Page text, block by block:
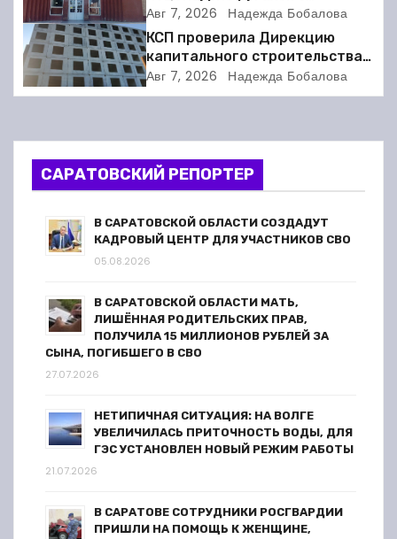
и
я
п
о
соседкой и получил двое суток
ареста
Авг 7, 2026 Надежда Бобалова
КСП проверила Дирекцию
капитального строительства в
Балакове и нашла множество
нарушений
Авг 7, 2026 Надежда Бобалова
САРАТОВСКИЙ РЕПОРТЕР
В САРАТОВСКОЙ ОБЛАСТИ СОЗДАДУТ
КАДРОВЫЙ ЦЕНТР ДЛЯ УЧАСТНИКОВ СВО
05.08.2026
В САРАТОВСКОЙ ОБЛАСТИ МАТЬ,
ЛИШЁННАЯ РОДИТЕЛЬСКИХ ПРАВ,
ПОЛУЧИЛА 15 МИЛЛИОНОВ РУБЛЕЙ ЗА
СЫНА, ПОГИБШЕГО В СВО
27.07.2026
НЕТИПИЧНАЯ СИТУАЦИЯ: НА ВОЛГЕ
УВЕЛИЧИЛАСЬ ПРИТОЧНОСТЬ ВОДЫ, ДЛЯ
ГЭС УСТАНОВЛЕН НОВЫЙ РЕЖИМ РАБОТЫ
21.07.2026
В САРАТОВЕ СОТРУДНИКИ РОСГВАРДИИ
ПРИШЛИ НА ПОМОЩЬ К ЖЕНЩИНЕ,